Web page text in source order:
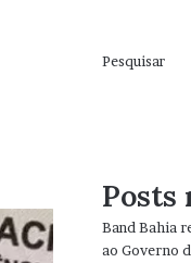
Pesquisar
Posts
Band Bahia
ao Governo